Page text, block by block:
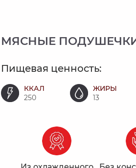
МЯСНЫЕ
Пищевая ценность:
ККАЛ
250
ЖИРЫ
13